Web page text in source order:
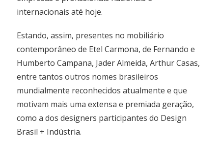
internacionais até hoje.
Estando, assim, presentes no mobiliário
contemporâneo de Etel Carmona, de Fernando e
Humberto Campana, Jader Almeida, Arthur Casas,
entre tantos outros nomes brasileiros
mundialmente reconhecidos atualmente e que
motivam mais uma extensa e premiada geração,
como a dos designers participantes do Design
Brasil + Indústria.